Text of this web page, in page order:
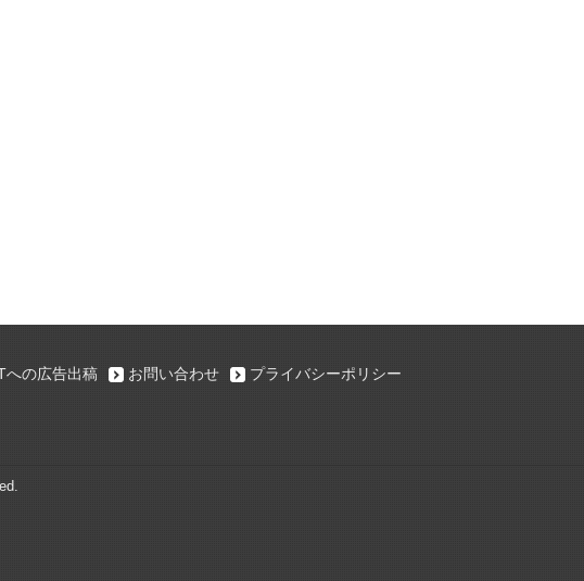
への広告出稿 お問い合わせ
プライバシーポリシー